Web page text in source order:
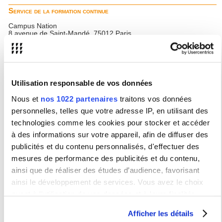
Utilisation responsable de vos données
Nous et nos 1022 partenaires traitons vos données
personnelles, telles que votre adresse IP, en utilisant des
technologies comme les cookies pour stocker et accéder
à des informations sur votre appareil, afin de diffuser des
publicités et du contenu personnalisés, d'effectuer des
mesures de performance des publicités et du contenu,
ainsi que de réaliser des études d’audience, favorisant
ainsi le développement de services. Vous avez le choix
quant à l'utilisation de vos données et à leurs finalités.
moment en consultant la Déclaration relative aux cookies
Afficher les détails
Service de la formation continue
Campus Nation
8 avenue de Saint-Mandé, 75012 Paris
www.sorbonne-nouvelle.fr/fcp3
sfc@sorbonne-nouvelle.fr
Tél. : +33(0)1 45 87 40 83
Campus Nation
8 avenue de Saint-Mandé, 75012 Paris
www.sorbonne-nouvelle.fr/suaps
suaps@sorbonne-nouvelle.fr
Le Service d'Enseignement numérique et à distance (ENEAD)
Campus Nation
8 avenue de Saint-Mandé, 75012 Paris
www.sorbonne-nouvelle.fr/dsic-enead
dsic-enead@sorbonne-nouvelle.fr
Écoles Doctorales